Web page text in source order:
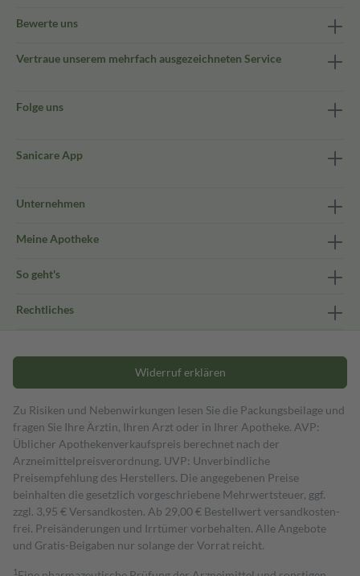
Bewerte uns
Vertraue unserem mehrfach ausgezeichneten Service
Folge uns
Sanicare App
Unternehmen
Meine Apotheke
So geht's
Rechtliches
Widerruf erklären
Zu Risiken und Nebenwirkungen lesen Sie die Packungsbeilage und
fragen Sie Ihre Ärztin, Ihren Arzt oder in Ihrer Apotheke. AVP:
Üblicher Apothekenverkaufspreis berechnet nach der
Arzneimittelpreisverordnung. UVP: Unverbindliche
Preisempfehlung des Herstellers. Die angegebenen Preise
beinhalten die gesetzlich vorgeschriebene Mehrwertsteuer, ggf.
zzgl. 3,95 € Versandkosten. Ab 29,00 € Bestell­wert versand­kosten­
frei. Preisänderungen und Irrtümer vorbehalten. Alle Angebote
und Gratis-Beigaben nur solange der Vorrat reicht.
1